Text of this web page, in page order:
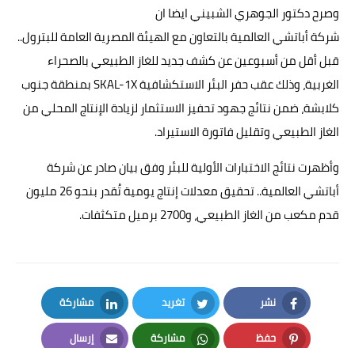
وصرح دكتور الجوهري الشبيني ايضا ان
شركة أباتشي العالمية بالتعاون مع الهيئة المصرية العامة للبترول..
قبل أقل من أسبوعين عن كشف جديد للغاز الطبيعي بالصحراء
الغربية، وذلك عقب حفر البئر الاستكشافية SKAL-1X بمنطقة جنوب
كلابشة، ضمن نتائج جهود تحفيز الاستثمار لزيادة الإنتاج المحلي من
الغاز الطبيعي وتقليل فاتورة الاستيراد.
وأظهرت نتائج الاختبارات الأولية للبئر وفق بيان صادر عن شركة
أباتشي العالمية.. تحقيق معدلات إنتاج يومية تُقدر بنحو 26 مليون
قدم مكعب من الغاز الطبيعي، و2700 برميل متكثفات.
نشر
Facebook
تغريد
Twitter
مشاركة
LinkedIn
حفظ مشاركة إرسال